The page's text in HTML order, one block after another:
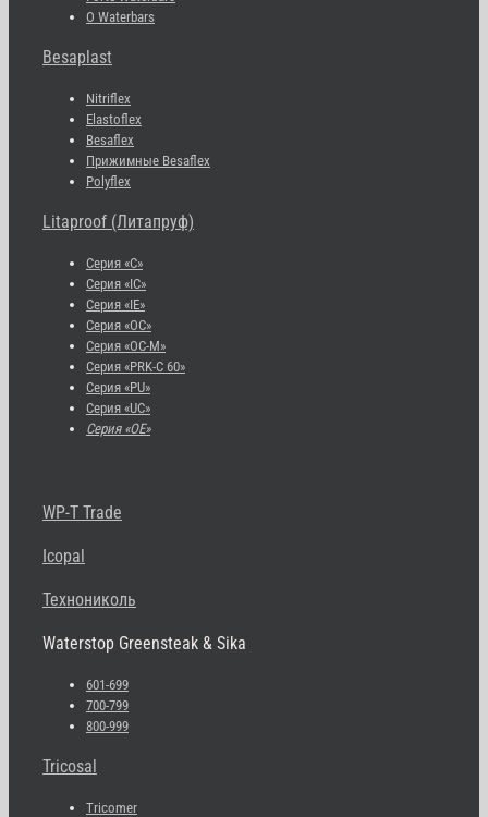
O Waterbars
Besaplast
Nitriflex
Elastoflex
Besaflex
Прижимные Besaflex
Polyflex
Litaproof (Литапруф)
Серия «С»
Серия «IC»
Серия «IE»
Серия «OC»
Серия «OC-M»
Серия «PRK-C 60»
Серия «PU»
Серия «UC»
Серия «OE»
WP-T Trade
Icopal
Технониколь
Waterstop Greensteak & Sika
601-699
700-799
800-999
Tricosal
Tricomer